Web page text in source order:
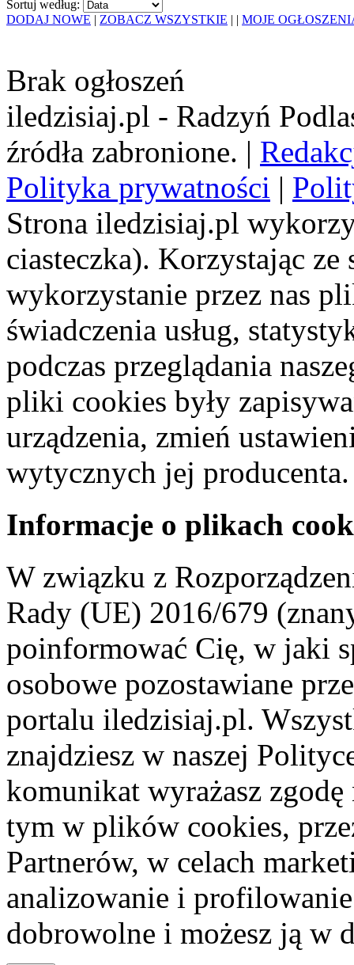
Sortuj według:
DODAJ NOWE | ZOBACZ WSZYSTKIE | | MOJE
Brak ogłoszeń
iledzisiaj.pl - Radzyń
źródła zabronione. |
Polityka prywatności |
Strona iledzisiaj.pl
ciasteczka). Korzystając
wykorzystanie przez nas
świadczenia usług,
podczas przeglądania
pliki cookies były
urządzenia, zmień
wytycznych jej producenta.
Informacje o plikach
W związku z
Rady (UE) 2016/679
poinformować Cię, w jaki
osobowe pozostawiane
portalu iledzisiaj.pl.
znajdziesz w naszej
komunikat wyrażasz
tym w plików cookies,
Partnerów, w celach
analizowanie i
dobrowolne i możesz ją w